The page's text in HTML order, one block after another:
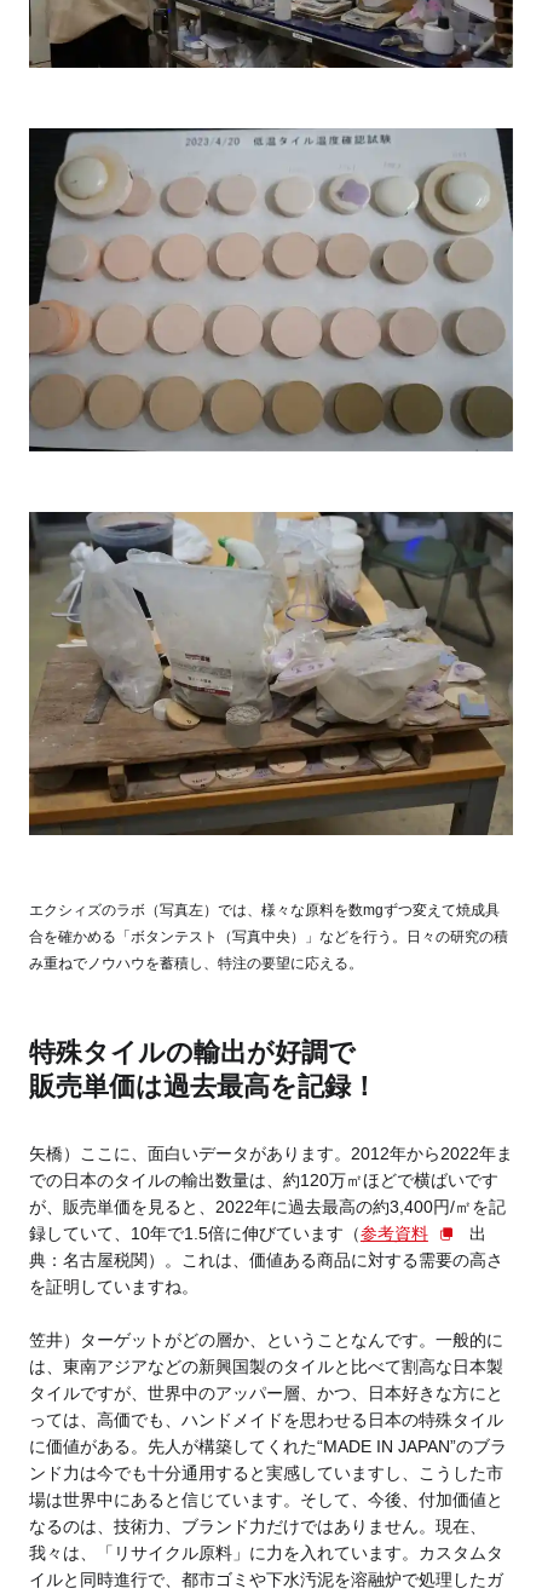
エクシィズのラボ（写真左）では、様々な原料を数mgずつ変えて焼成具
合を確かめる「ボタンテスト（写真中央）」などを行う。日々の研究の積
み重ねでノウハウを蓄積し、特注の要望に応える。
特殊タイルの輸出が好調で
販売単価は過去最高を記録！
矢橋）ここに、面白いデータがあります。2012年から2022年ま
での日本のタイルの輸出数量は、約120万㎡ほどで横ばいです
が、販売単価を見ると、2022年に過去最高の約3,400円/㎡を記
録していて、10年で1.5倍に伸びています（参考資料
出
典：名古屋税関）。
これは、価値ある商品に対する需要の高さ
を証明していますね。
笠井）ターゲットがどの層か、ということなんです。一般的に
は、東南アジアなどの新興国製のタイルと比べて割高な日本製
タイルですが、世界中のアッパー層、かつ、日本好きな方にと
っては、高価でも、ハンドメイドを思わせる日本の特殊タイル
に価値がある。先人が構築してくれた“MADE IN JAPAN”のブラ
ンド力は今でも十分通用すると実感していますし、こうした市
場は世界中にあると信じています。そして、今後、付加価値と
なるのは、技術力、ブランド力だけではありません。現在、
我々は、「リサイクル原料」に力を入れています。 カスタムタ
イルと同時進行で、都市ゴミや下水汚泥を溶融炉で処理したガ